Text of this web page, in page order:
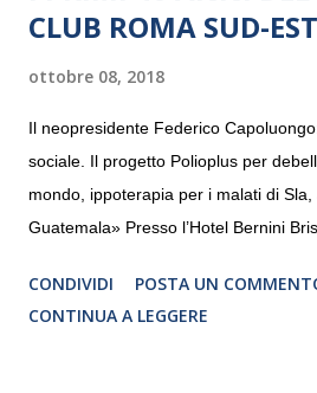
CLUB ROMA SUD-EST
ottobre 08, 2018
Il neopresidente Federico
sociale. Il progetto Polioplus per
mondo, ippoterapia per i malati di
Guatemala» Presso l’Hotel Bernini
programmazione del Rotary Club
i quaranta anni di attività.
CONDIVIDI
POSTA UN
CONTINUA A LEGGERE